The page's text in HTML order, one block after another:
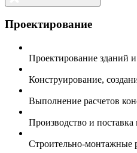
Проектирование
Проектирование зданий
Конструирование,
Выполнение расчетов
Производство и поставка
Строительно-монтажные